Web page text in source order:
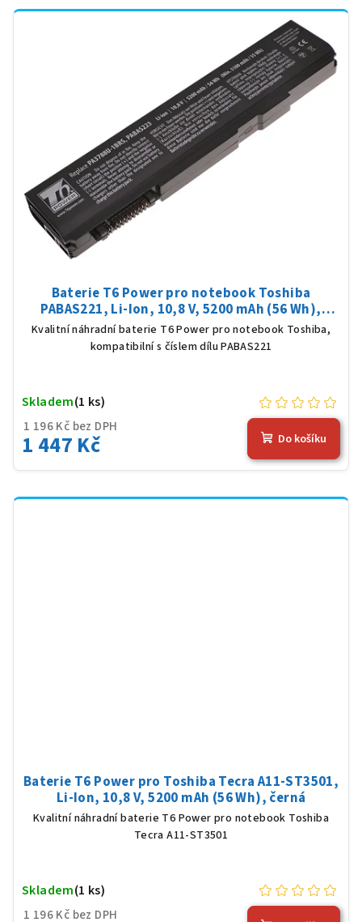
Baterie T6 Power pro notebook Toshiba
PABAS221, Li-Ion, 10,8 V, 5200 mAh (56 Wh),
černá
Kvalitní náhradní baterie T6 Power pro notebook Toshiba,
kompatibilní s číslem dílu PABAS221
1 196 Kč bez DPH
1 447 Kč
Skladem(1 ks)
Do košíku
Baterie T6 Power pro Toshiba Tecra A11-ST3501,
Li-Ion, 10,8 V, 5200 mAh (56 Wh), černá
Kvalitní náhradní baterie T6 Power pro notebook Toshiba
Tecra A11-ST3501
1 196 Kč bez DPH
Skladem(1 ks)